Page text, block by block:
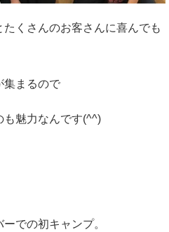
くさんのお客さんに喜んでも
集まるので
も魅力なんです(^^)
での初キャンプ。